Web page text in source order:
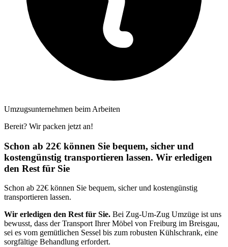
Umzugsunternehmen beim Arbeiten
Bereit? Wir packen jetzt an!
Schon ab 22€ können Sie bequem, sicher und
kostengünstig transportieren lassen. Wir erledigen
den Rest für Sie
Schon ab 22€ können Sie bequem, sicher und kostengünstig
transportieren lassen.
Wir erledigen den Rest für Sie. Bei Zug-Um-Zug Umzüge ist uns
bewusst, dass der Transport Ihrer Möbel von Freiburg im Breisgau,
sei es vom gemütlichen Sessel bis zum robusten Kühlschrank, eine
sorgfältige Behandlung erfordert.